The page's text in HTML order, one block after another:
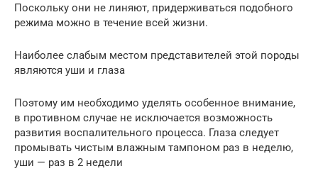
Поскольку они не линяют, придерживаться подобного
режима можно в течение всей жизни.
Наиболее слабым местом представителей этой породы
являются уши и глаза
Поэтому им необходимо уделять особенное внимание,
в противном случае не исключается возможность
развития воспалительного процесса. Глаза следует
промывать чистым влажным тампоном раз в неделю,
уши — раз в 2 недели